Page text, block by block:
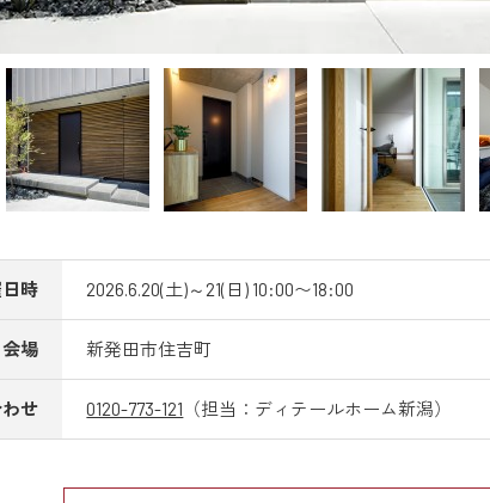
時 2026.6.20(土)～21(日) 10:00〜18:00
会場 新発田市住吉町
せ 0120-773-121 （担当：ディテールホーム新潟）